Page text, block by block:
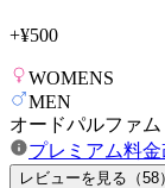
+¥500
WOMENS
MEN
オードパルファム
プレミアム料
レビューを見る（58）